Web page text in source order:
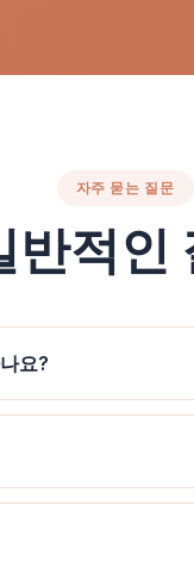
자주 묻는 질문
반적인
요?